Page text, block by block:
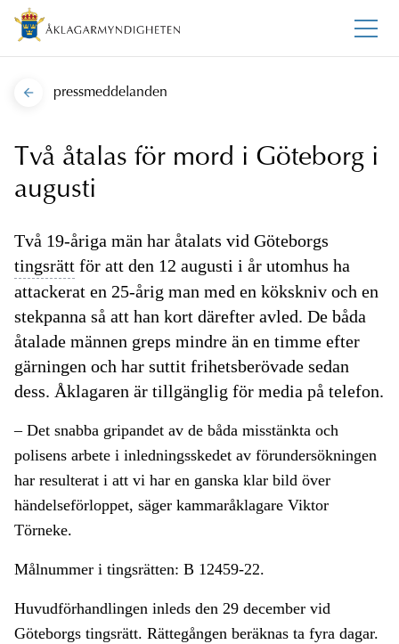
pressmeddelanden
Två åtalas för mord i Göteborg i
augusti
Två 19-åriga män har åtalats vid Göteborgs
tingsrätt för att den 12 augusti i år utomhus ha
attackerat en 25-årig man med en kökskniv och en
stekpanna så att han kort därefter avled. De båda
åtalade männen greps mindre än en timme efter
gärningen och har suttit frihetsberövade sedan
dess. Åklagaren är tillgänglig för media på telefon.
– Det snabba gripandet av de båda misstänkta och
polisens arbete i inledningsskedet av förundersökningen
har resulterat i att vi har en ganska klar bild över
händelseförloppet, säger kammaråklagare Viktor
Törneke.
Målnummer i tingsrätten: B 12459-22.
Huvudförhandlingen inleds den 29 december vid
Göteborgs tingsrätt. Rättegången beräknas ta fyra dagar.